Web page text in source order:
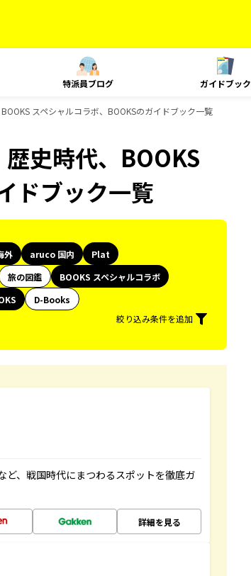
特派員ブログ ガイドブック
スペシャルコラボ、BOOKSのガイドブック一覧
史時代、BOOKS
ドブック一覧
外 aruco 国内
Plat
旅の図鑑
BOOKS スペシャルコラボ
D-Books
絞り込み条件を追加
ど、戦国時代にまつわるスポットを徹底ガ
詳細を見る